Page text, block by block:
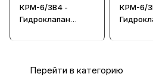
КРМ-6/3В4 -
Гидроклапан
КРМ-6/
Перейти в категорию